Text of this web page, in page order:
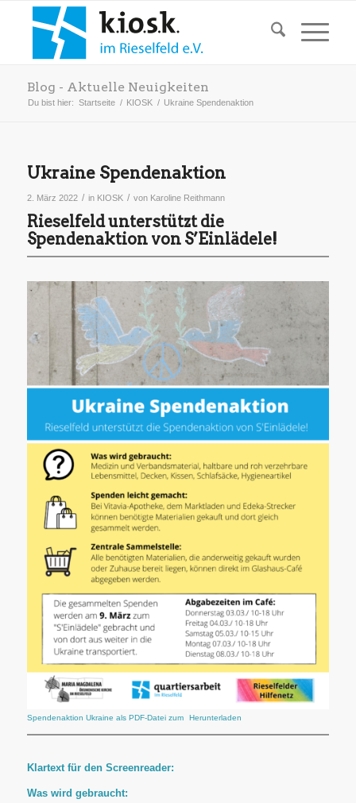
Blog - Aktuelle Neuigkeiten
Du bist hier: Startseite / KIOSK / Ukraine Spendenaktion
Ukraine Spendenaktion
2. März 2022 / in KIOSK / von Karoline Reithmann
Rieselfeld unterstützt die
Spendenaktion von S’Einlädele!
Spendenaktion Ukraine als PDF-Datei zum Herunterladen
Klartext für den Screenreader:
Was wird gebraucht: